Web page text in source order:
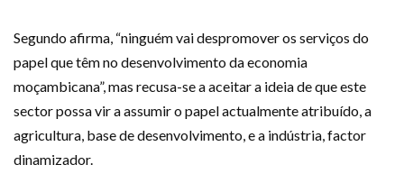
Segundo afirma, “ninguém vai despromover os serviços do
papel que têm no desenvolvimento da economia
moçambicana”, mas recusa-se a aceitar a ideia de que este
sector possa vir a assumir o papel actualmente atribuído, a
agricultura, base de desenvolvimento, e a indústria, factor
dinamizador.